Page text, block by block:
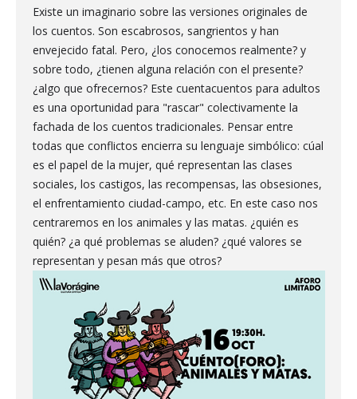
Existe un imaginario sobre las versiones originales de
los cuentos. Son escabrosos, sangrientos y han
envejecido fatal. Pero, ¿los conocemos realmente? y
sobre todo, ¿tienen alguna relación con el presente?
¿algo que ofrecernos? Este cuentacuentos para adultos
es una oportunidad para "rascar" colectivamente la
fachada de los cuentos tradicionales. Pensar entre
todas que conflictos encierra su lenguaje simbólico: cúal
es el papel de la mujer, qué representan las clases
sociales, los castigos, las recompensas, las obsesiones,
el enfrentamiento ciudad-campo, etc. En este caso nos
centraremos en los animales y las matas. ¿quién es
quién? ¿a qué problemas se aluden? ¿qué valores se
representan y pesan más que otros?